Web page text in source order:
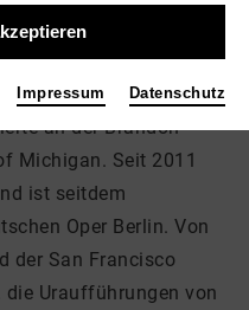
an der Brandon
Michigan. Seit 2011
ist seitdem
Oper Berlin. Von
der San Francisco
die Uraufführungen von
Impressum Datenschutz